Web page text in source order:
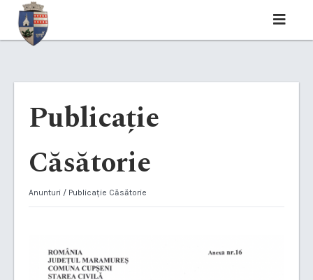
Publicație
Căsătorie
Anunturi / Publicație Căsătorie